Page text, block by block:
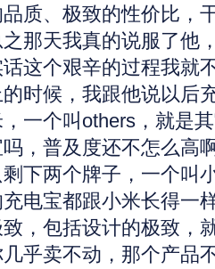
质、极致的性价比，
那天我真的说服了他
这个艰辛的过程我就
时候，我跟他说以后
一个叫others，就是
，普及度还不怎么高
下两个牌子，一个叫
电宝都跟小米长得一
，包括设计的极致，
乎卖不动，那个产品